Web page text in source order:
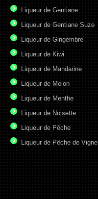
Liqueur de Gentiane
Liqueur de Gentiane Suze
Liqueur de Gingembre
Liqueur de Kiwi
Liqueur de Mandarine
Liqueur de Melon
Liqueur de Menthe
Liqueur de Noisette
Liqueur de Pêche
Liqueur de Pêche de Vigne